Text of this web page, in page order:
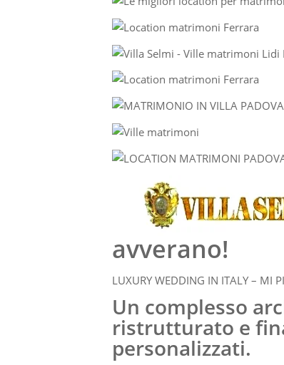
avverano!
LUXURY WEDDING IN ITALY – MI
Un complesso
ristrutturato e
personalizzati.